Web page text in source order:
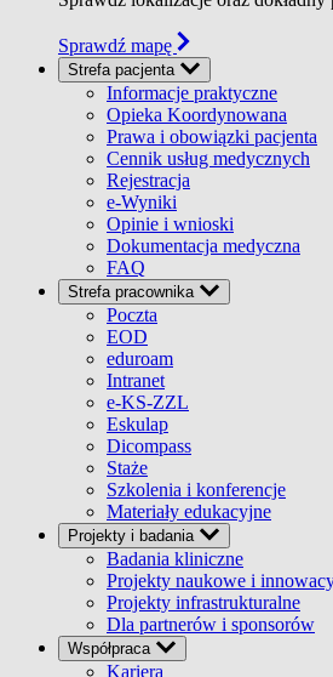
Sprawdź mapę
Strefa pacjenta
Informacje praktyczne
Opieka Koordynowana
Prawa i obowiązki pacjenta
Cennik usług medycznych
Rejestracja
e-Wyniki
Opinie i wnioski
Dokumentacja medyczna
FAQ
Strefa pracownika
Poczta
EOD
eduroam
Intranet
e-KS-ZZL
Eskulap
Dicompass
Staże
Szkolenia i konferencje
Materiały edukacyjne
Projekty i badania
Badania kliniczne
Projekty naukowe i
Projekty infrastrukturalne
Dla partnerów i sponsorów
Współpraca
Kariera